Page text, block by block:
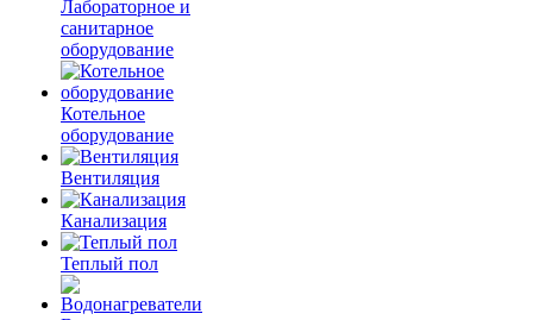
Лабораторное и
санитарное
оборудование
Котельное
оборудование
Вентиляция
Канализация
Теплый пол